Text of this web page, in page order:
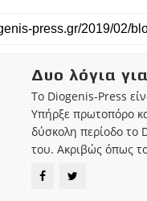
Δυο λόγια
Το Diogenis-Press
Υπήρξε πρωτοπόρο
δύσκολη περίοδο το
του. Ακριβώς όπως